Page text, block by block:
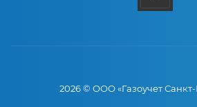
2026 © ООО «Газоучет